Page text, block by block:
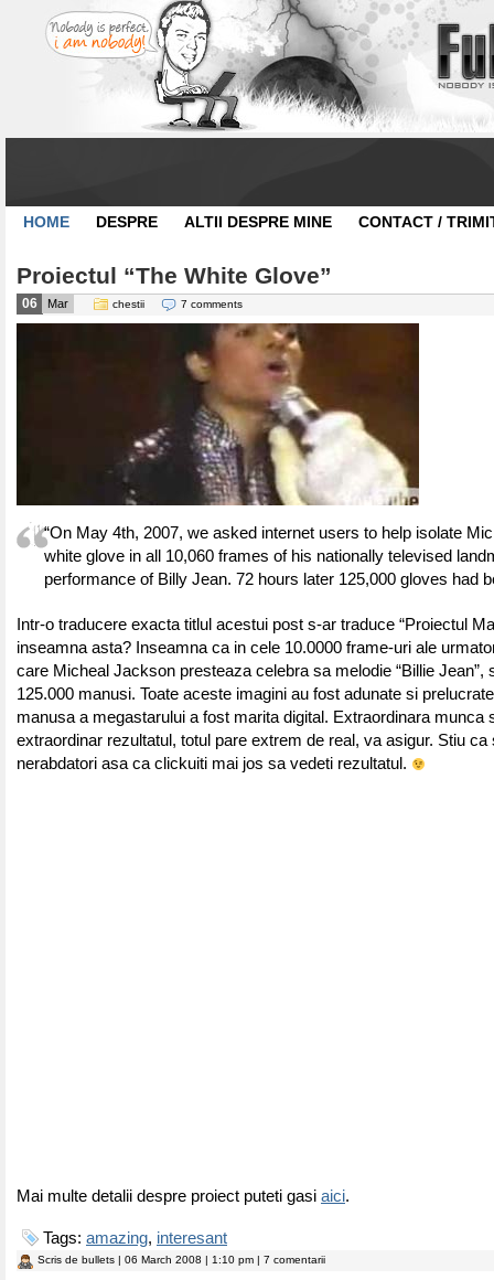
HOME DESPRE ALTII DESPRE MINE CONTACT /
Proiectul “The White Glove”
06 Mar chestii 7 comments
“On May 4th, 2007, we asked internet users to help isolate
white glove in all 10,060 frames of his nationally televised
performance of Billy Jean. 72 hours later 125,000 gloves had
Intr-o traducere exacta titlul acestui post s-ar traduce “Proiectul
inseamna asta? Inseamna ca in cele 10.0000 frame-uri ale
care Micheal Jackson presteaza celebra sa melodie “Billie Jean”,
125.000 manusi. Toate aceste imagini au fost adunate si
manusa a megastarului a fost marita digital. Extraordinara munca
extraordinar rezultatul, totul pare extrem de real, va asigur. Stiu ca
nerabdatori asa ca clickuiti mai jos sa vedeti rezultatul.
Mai multe detalii despre proiect puteti gasi aici.
Tags: amazing, interesant
Scris de bullets | 06 March 2008 | 1:10 pm | 7 comentarii